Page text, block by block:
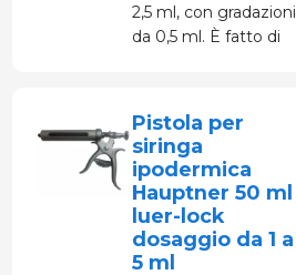
2,5 ml, con gradazioni
da 0,5 ml. È fatto di
Pistola per
siringa
ipodermica
Hauptner 50 ml
luer-lock
dosaggio da 1 a
5 ml